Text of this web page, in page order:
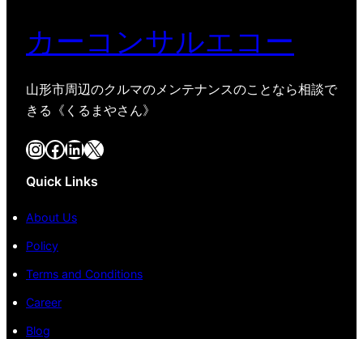
カーコンサルエコー
山形市周辺のクルマのメンテナンスのことなら相談で
きる《くるまやさん》
InstagramFacebook LinkedIn X
Quick Links
About Us
Policy
Terms and Conditions
Career
Blog